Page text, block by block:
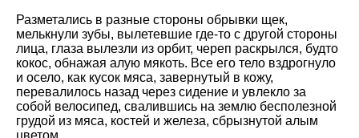
Разметались в разные стороны обрывки щек,
мелькнули зубы, вылетевшие где-то с другой стороны
лица, глаза вылезли из орбит, череп раскрылся, будто
кокос, обнажая алую мякоть. Все его тело вздрогнуло
и осело, как кусок мяса, завернутый в кожу,
перевалилось назад через сидение и увлекло за
собой велосипед, свалившись на землю бесполезной
грудой из мяса, костей и железа, сбрызнутой алым
цветом.